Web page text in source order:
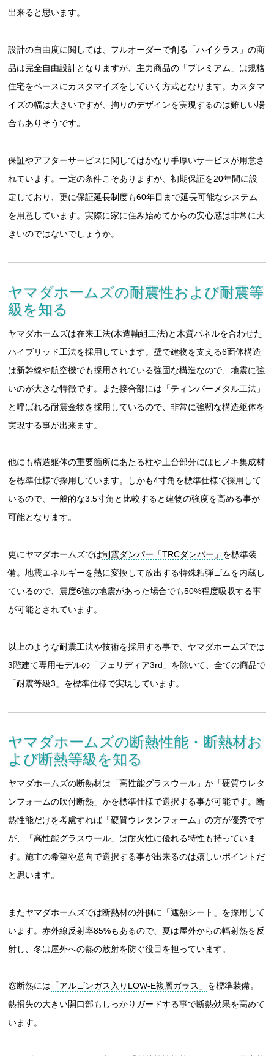
出来ると思います。
設計の自由度に関しては、フルオーダーで創る「ハイクラス」の商
品は完全自由設計となりますが、主力商品の「プレミアム」は規格
住宅をベースにカスタマイズをしていく方式となります。カスタマ
イズの幅は大きいですが、拘りのデザインを実現するのは難しい場
合もありそうです。
保証やアフターサービスに関してはかなり手厚いサービスが用意さ
れています。一定の条件こそありますが、初期保証を20年間に設
定しており、更に保証延長制度も60年目まで延長可能なシステム
を用意しています。実際に家に住み始めてからの安心感は非常に大
きいのではないでしょうか。
ヤマダホームズの耐震性および耐震等
級を知る
ヤマダホームズは在来工法(木造軸組工法)と木質パネルを合わせた
ハイブリッド工法を採用しています。壁で建物を支える6面体構造
は新幹線や航空機でも採用されている強固な構造なので、地震に強
いのが大きな特徴です。また接合部には「ティンバーメタル工法」
と呼ばれる耐震金物を採用しているので、非常に強靭な構造躯体を
実現する事が出来ます。
他にも構造躯体の重要箇所にあたる柱や土台部分にはヒノキ集成材
を標準仕様で採用しています。しかも4寸角を標準仕様で採用して
いるので、一般的な3.5寸角と比較すると建物の強度を高める事が
可能となります。
更にヤマダホームズでは制震ダンパー「TRCダンパー」 を標準装
備。地震エネルギーを熱に変換して放出する特殊粘弾ゴムを内蔵し
ているので、震度6強の地震があった場合でも50%程度吸収する事
が可能とされています。
以上のような耐震工法や技術を採用する事で、ヤマダホームズでは
3階建て専用モデルの「フェリディア3rd」を除いて、全ての商品で
「耐震等級3」を標準仕様で実現しています。
ヤマダホームズの断熱性能・断熱材お
よび断熱等級を知る
ヤマダホームズの断熱材は「高性能グラスウール」か「硬質ウレタ
ンフォームの吹付断熱」かを標準仕様で選択する事が可能です。断
熱性能だけを考慮すれば「硬質ウレタンフォーム」の方が優秀です
が、「高性能グラスウール」は耐火性に優れる特性も持っていま
す。施主の希望や意向で選択する事が出来るのは嬉しいポイントだ
と思います。
またヤマダホームズでは断熱材の外側に「遮熱シート」を採用して
います。赤外線反射率85%もあるので、夏は屋外からの輻射熱を反
射し、冬は屋外への熱の放射を防ぐ役目を担っています。
窓断熱には 「アルゴンガス入りLOW-E複層ガラス」 を標準装備。
熱損失の大きい開口部もしっかりガードする事で断熱効果を高めて
います。